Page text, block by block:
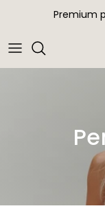
Hoppa till innehållet
Premium